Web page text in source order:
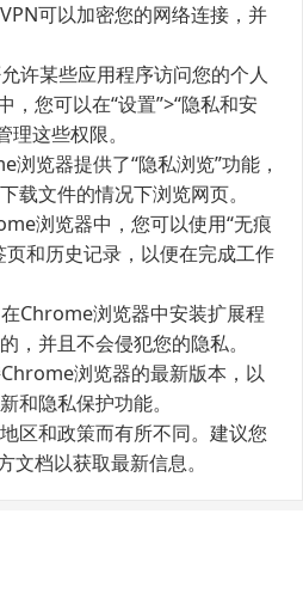
可以加密您的网络连接，并
许某些应用程序访问您的个人
您可以在“设置”>“隐私和安
理这些权限。
览器提供了“隐私浏览”功能，
载文件的情况下浏览网页。
浏览器中，您可以使用“无痕
和历史记录，以便在完成工作
Chrome浏览器中安装扩展程
，并且不会侵犯您的隐私。
浏览器的最新版本，以
和隐私保护功能。
区和政策而有所不同。建议您
档以获取最新信息。